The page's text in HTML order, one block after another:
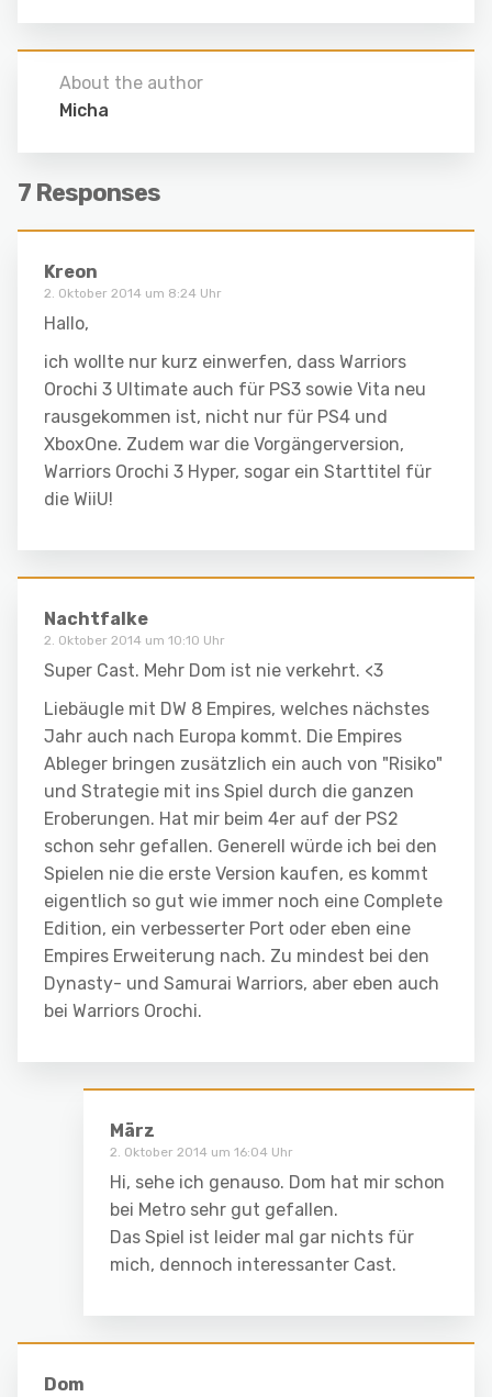
About the author
Micha
7 Responses
Kreon
2. Oktober 2014 um 8:24 Uhr
Hallo,
ich wollte nur kurz einwerfen, dass Warriors
Orochi 3 Ultimate auch für PS3 sowie Vita neu
rausgekommen ist, nicht nur für PS4 und
XboxOne. Zudem war die Vorgängerversion,
Warriors Orochi 3 Hyper, sogar ein Starttitel für
die WiiU!
Nachtfalke
2. Oktober 2014 um 10:10 Uhr
Super Cast. Mehr Dom ist nie verkehrt. <3
Liebäugle mit DW 8 Empires, welches nächstes
Jahr auch nach Europa kommt. Die Empires
Ableger bringen zusätzlich ein auch von "Risiko"
und Strategie mit ins Spiel durch die ganzen
Eroberungen. Hat mir beim 4er auf der PS2
schon sehr gefallen. Generell würde ich bei den
Spielen nie die erste Version kaufen, es kommt
eigentlich so gut wie immer noch eine Complete
Edition, ein verbesserter Port oder eben eine
Empires Erweiterung nach. Zu mindest bei den
Dynasty- und Samurai Warriors, aber eben auch
bei Warriors Orochi.
März
2. Oktober 2014 um 16:04 Uhr
Hi, sehe ich genauso. Dom hat mir schon
bei Metro sehr gut gefallen.
Das Spiel ist leider mal gar nichts für
mich, dennoch interessanter Cast.
Dom